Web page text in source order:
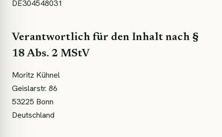
DE304548031
Verantwortlich für den Inhalt nach §
18 Abs. 2 MStV
Moritz Kühnel
Geislarstr. 86
53225 Bonn
Deutschland